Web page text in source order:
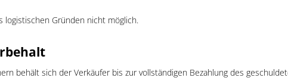
logistischen Gründen nicht möglich.
behält sich der Verkäufer bis zur vollständigen Bezahlung des